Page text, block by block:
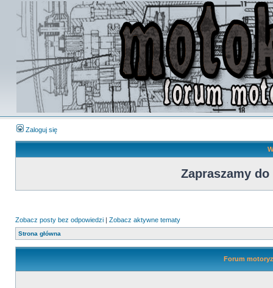
Zaloguj się
Zapraszamy do
Zobacz posty bez odpowiedzi | Zobacz aktywne tematy
Strona główna
Forum